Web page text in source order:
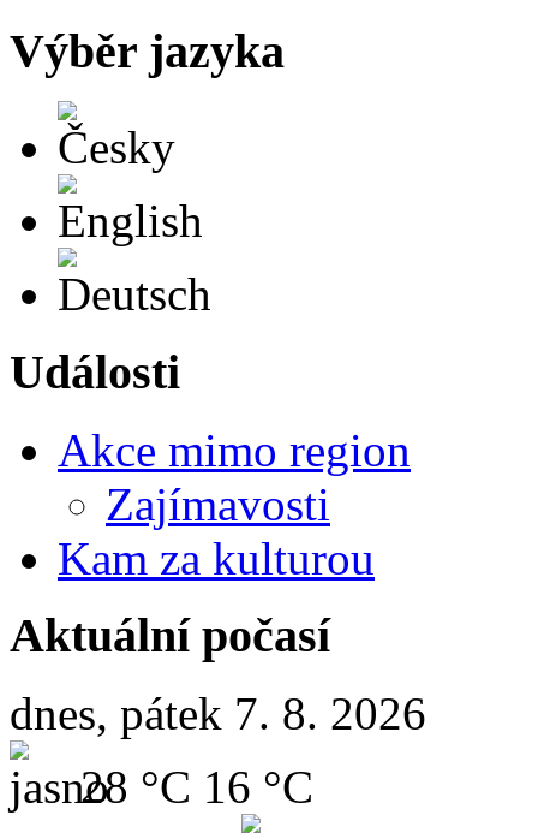
Výběr jazyka
Události
Akce mimo region
Zajímavosti
Kam za kulturou
Aktuální počasí
dnes, pátek 7. 8. 2026
28 °C 16 °C